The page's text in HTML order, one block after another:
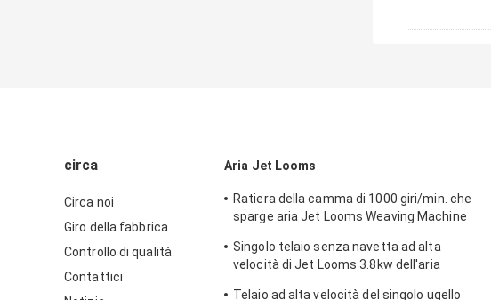
circa
Circa noi
Giro della fabbrica
Controllo di qualità
Contattici
Aria Jet Looms
Ratiera della camma di 1000 giri/min. che
sparge aria Jet Looms Weaving Machine
Singolo telaio senza navetta ad alta
velocità di Jet Looms 3.8kw dell'aria
Telaio ad alta velocità del singolo ugello